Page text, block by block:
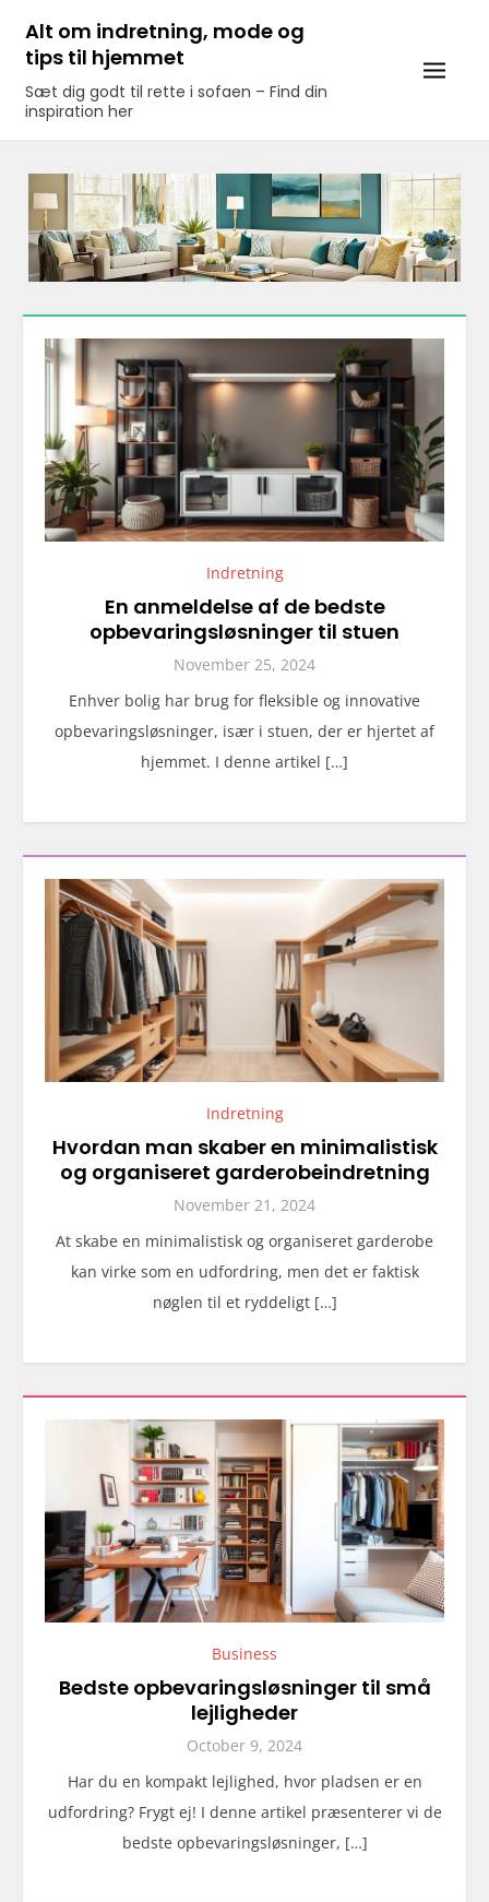
content
Alt om indretning, mode og
tips til hjemmet
Sæt dig godt til rette i sofaen – Find din
inspiration her
Indretning
En anmeldelse af de bedste
opbevaringsløsninger til stuen
November 25, 2024
Enhver bolig har brug for fleksible og innovative
opbevaringsløsninger, især i stuen, der er hjertet af
hjemmet. I denne artikel […]
Indretning
Hvordan man skaber en minimalistisk
og organiseret garderobeindretning
November 21, 2024
At skabe en minimalistisk og organiseret garderobe
kan virke som en udfordring, men det er faktisk
nøglen til et ryddeligt […]
Business
Bedste opbevaringsløsninger til små
lejligheder
October 9, 2024
Har du en kompakt lejlighed, hvor pladsen er en
udfordring? Frygt ej! I denne artikel præsenterer vi de
bedste opbevaringsløsninger, […]